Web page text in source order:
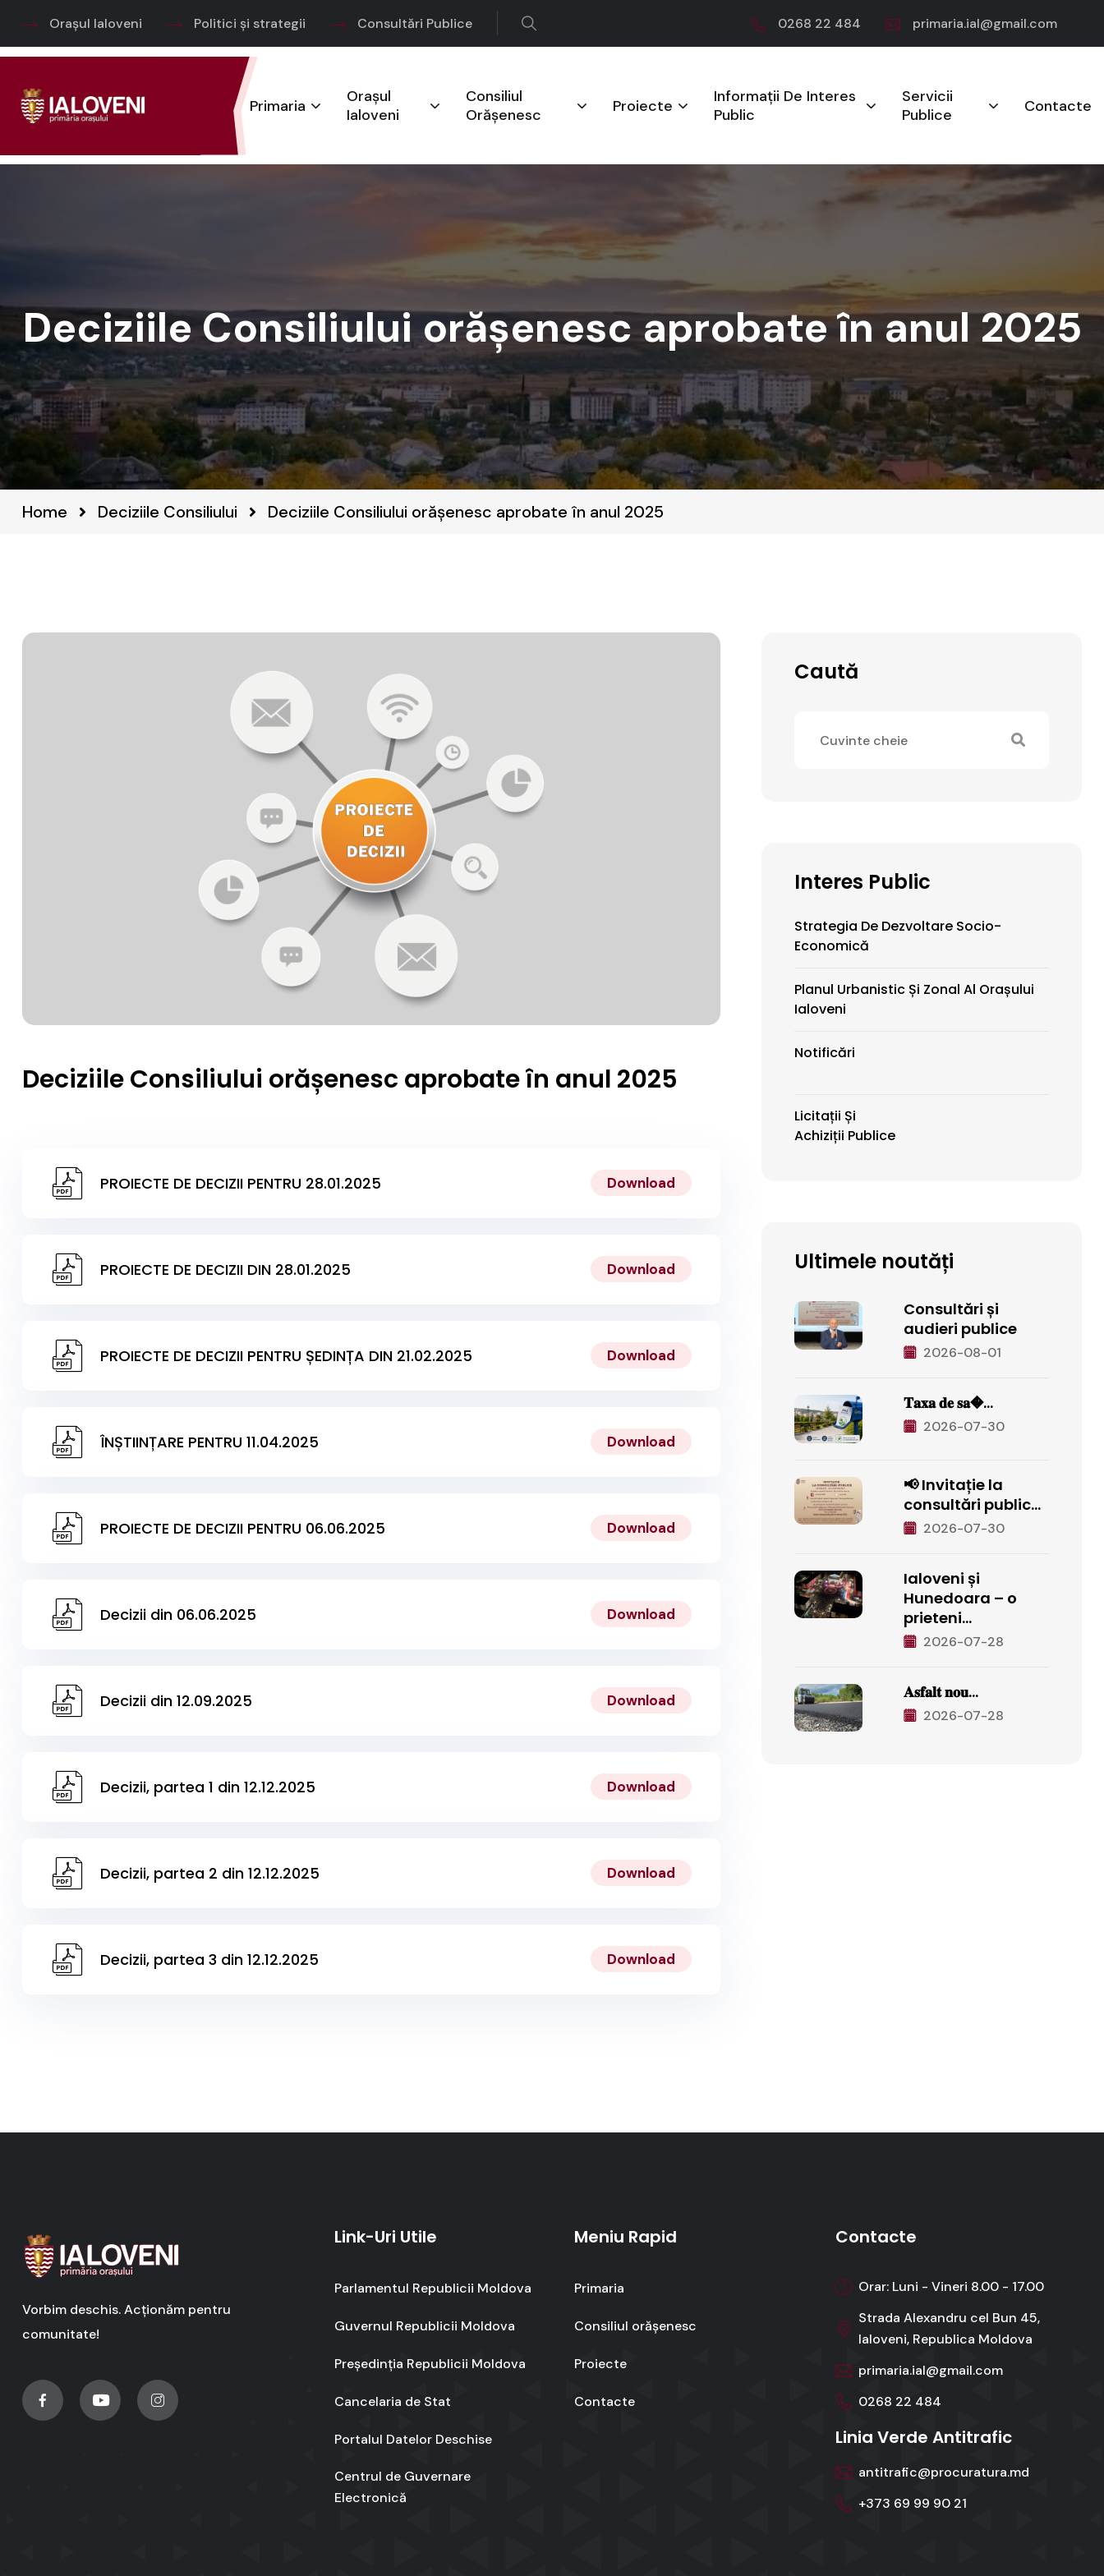
Orașul Ialoveni Politici și strategii Consultări Publice 0268 22 484 primaria.ial@gmail.com
Primaria
Orașul
Ialoveni
Consiliul
Orășenesc
Proiecte
Informații De Interes
Public
Servicii
Publice
Contacte
Deciziile Consiliului orășenesc aprobate în anul 2025
Home Deciziile Consiliului Deciziile Consiliului orășenesc aprobate în anul 2025
Deciziile Consiliului orășenesc aprobate în anul 2025
PROIECTE DE DECIZII PENTRU 28.01.2025 Download
PROIECTE DE DECIZII DIN 28.01.2025 Download
PROIECTE DE DECIZII PENTRU ȘEDINȚA DIN 21.02.2025 Download
ÎNȘTIINȚARE PENTRU 11.04.2025 Download
PROIECTE DE DECIZII PENTRU 06.06.2025 Download
Decizii din 06.06.2025 Download
Decizii din 12.09.2025 Download
Decizii, partea 1 din 12.12.2025 Download
Decizii, partea 2 din 12.12.2025 Download
Decizii, partea 3 din 12.12.2025 Download
Caută
Interes Public
Strategia De Dezvoltare Socio-
Economică
Planul Urbanistic Și Zonal Al Orașului
Ialoveni
Notificări
Licitații Și
Achiziții Publice
Ultimele noutăți
Consultări și
audieri publice
2026-08-01
𝐓𝐚𝐱𝐚 𝐝𝐞 𝐬𝐚�...
2026-07-30
📢 Invitație la
consultări public...
2026-07-30
Ialoveni și
Hunedoara – o
prieteni...
2026-07-28
𝐀𝐬𝐟𝐚𝐥𝐭 𝐧𝐨𝐮...
2026-07-28
Vorbim deschis. Acționăm pentru
comunitate!
Link-Uri Utile
Parlamentul Republicii Moldova
Guvernul Republicii Moldova
Președinția Republicii Moldova
Cancelaria de Stat
Portalul Datelor Deschise
Centrul de Guvernare
Electronică
Meniu Rapid
Primaria
Consiliul orășenesc
Proiecte
Contacte
Contacte
Orar: Luni - Vineri 8.00 - 17.00
Strada Alexandru cel Bun 45,
Ialoveni, Republica Moldova
primaria.ial@gmail.com
0268 22 484
Linia Verde Antitrafic
antitrafic@procuratura.md
+373 69 99 90 21